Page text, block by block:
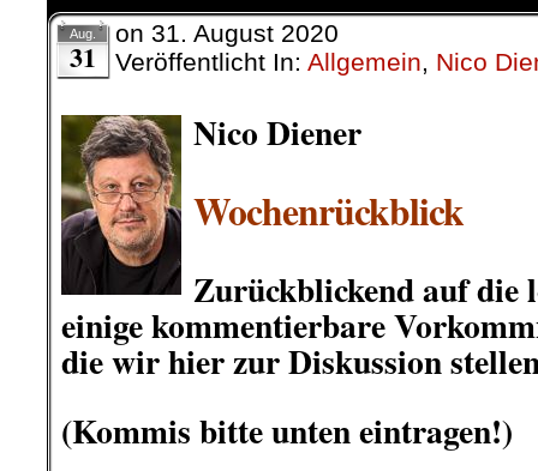
Aug.
31
on 31. August 2020
Veröffentlicht In: Allgemein, Nico
Nico Diener
Wochenrückblick
Zurückblickend auf die
einigekommentierbare
die wir hier zur Diskussion
(Kommis bitte unten eintragen!)